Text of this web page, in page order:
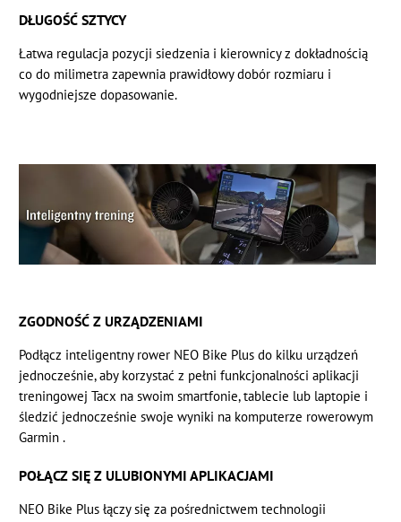
DŁUGOŚĆ SZTYCY
Łatwa regulacja pozycji siedzenia i kierownicy z dokładnością
co do milimetra zapewnia prawidłowy dobór rozmiaru i
wygodniejsze dopasowanie.
ZGODNOŚĆ Z URZĄDZENIAMI
Podłącz inteligentny rower NEO Bike Plus do kilku urządzeń
jednocześnie, aby korzystać z pełni funkcjonalności aplikacji
treningowej Tacx na swoim smartfonie, tablecie lub laptopie i
śledzić jednocześnie swoje wyniki na komputerze rowerowym
Garmin .
POŁĄCZ SIĘ Z ULUBIONYMI APLIKACJAMI
NEO Bike Plus łączy się za pośrednictwem technologii